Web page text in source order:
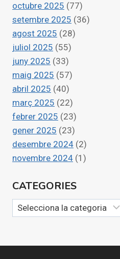
octubre 2025 (77)
setembre 2025 (36)
agost 2025 (28)
juliol 2025 (55)
juny 2025 (33)
maig 2025 (57)
abril 2025 (40)
març 2025 (22)
febrer 2025 (23)
gener 2025 (23)
desembre 2024 (2)
novembre 2024 (1)
CATEGORIES
Categories